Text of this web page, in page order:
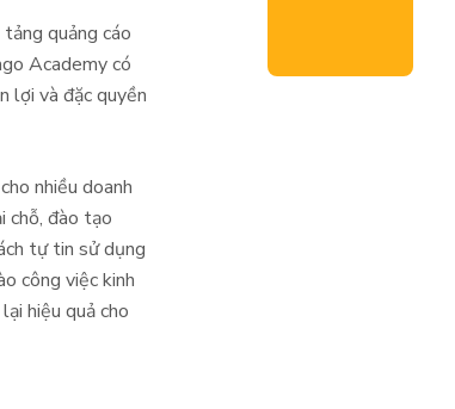
quảng cáo
Academy có
lợi và đặc quyền
nhiều doanh
chỗ, đào tạo
tự tin sử dụng
công việc kinh
hiệu quả cho